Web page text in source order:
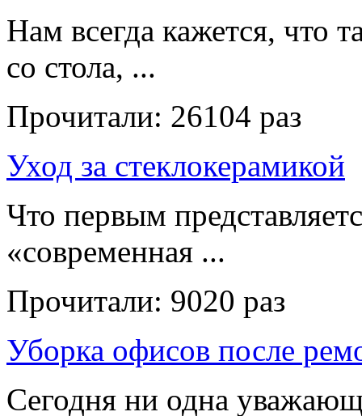
Нам всегда кажется, что
со стола, ...
Прочитали: 26104 раз
Уход за стеклокерамикой
Что первым
«современная ...
Прочитали: 9020 раз
Уборка офисов после
Сегодня ни одна